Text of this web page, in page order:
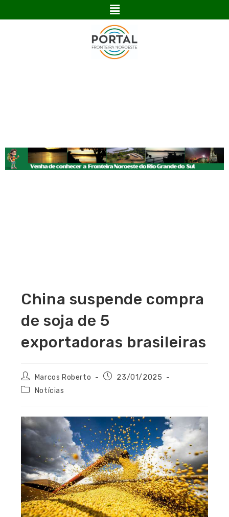
China suspende compra
de soja de 5
exportadoras brasileiras
Marcos Roberto
23/01/2025
Notícias